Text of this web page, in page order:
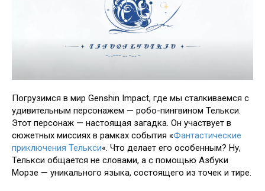
Погрузимся в мир Genshin Impact, где мы сталкиваемся с
удивительным персонажем — робо-пингвином Телькси.
Этот персонаж — настоящая загадка. Он участвует в
сюжетных миссиях в рамках события «Фантастические
приключения Телькси«. Что делает его особенным? Ну,
Телькси общается не словами, а с помощью Азбуки
Морзе — уникального языка, состоящего из точек и тире.